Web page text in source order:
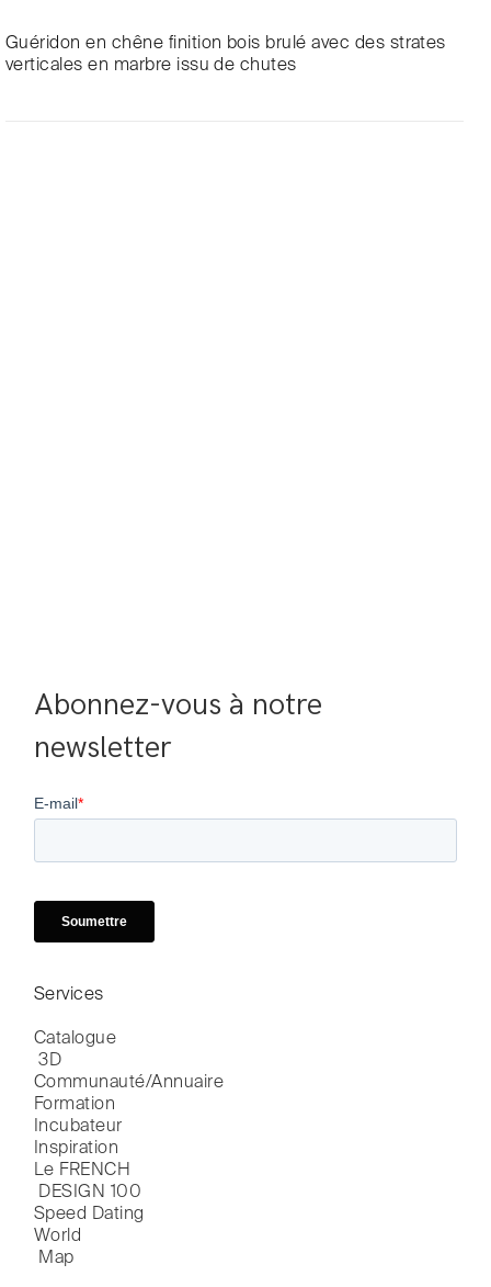
Guéridon en chêne finition bois brulé avec des strates
verticales en marbre issu de chutes
Abonnez-vous à notre
newsletter
Services
Catalogue
3D
Communauté/Annuaire
Formation
Incubateur
Inspiration
Le FRENCH
DESIGN 100
Speed Dating
World
Map